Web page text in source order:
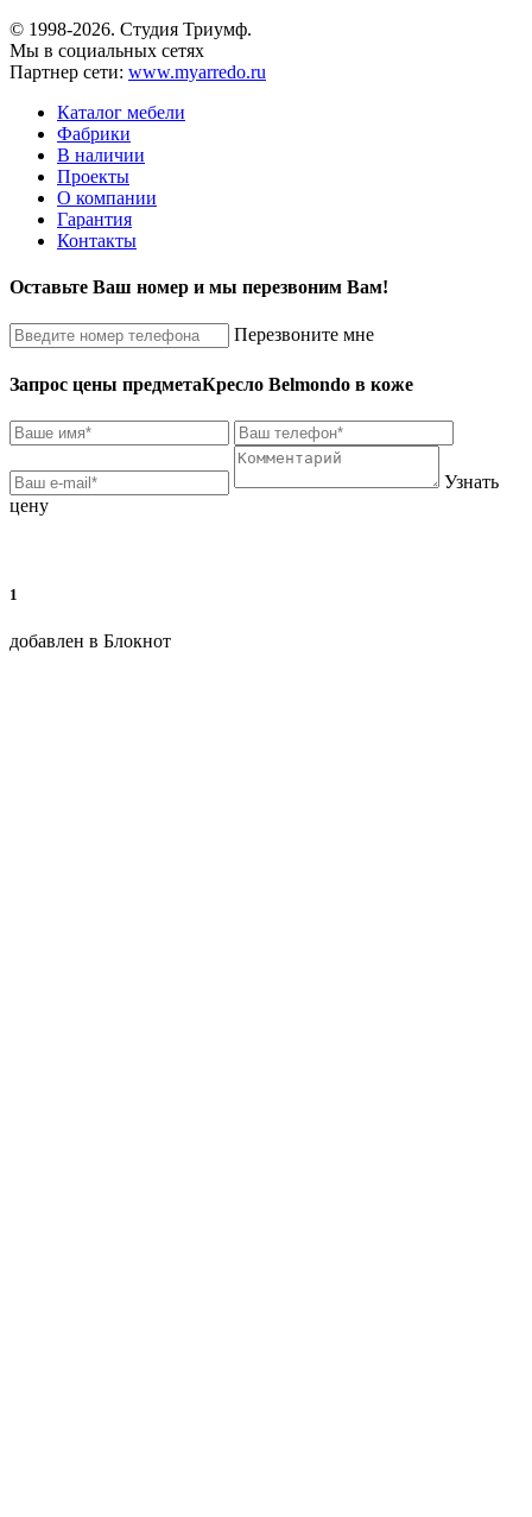
© 1998-2026. Студия Триумф.
Мы в социальных сетях
Партнер сети: www.myarredo.ru
Каталог мебели
Фабрики
В наличии
Проекты
О компании
Гарантия
Контакты
Оставьте Ваш номер и мы перезвоним Вам!
Перезвоните мне
Запрос цены предметаКресло Belmondo в коже
Узнать
цену
1
добавлен в Блокнот